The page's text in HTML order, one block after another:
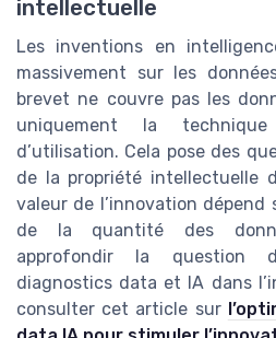
intellectuelle
Les inventions en
massivement sur les
brevet ne couvre pas les
uniquement la
d’utilisation. Cela pose des
de la propriété intellectuelle
valeur de l’innovation
de la quantité des
approfondir la question
diagnostics data et IA dans
consulter cet article sur